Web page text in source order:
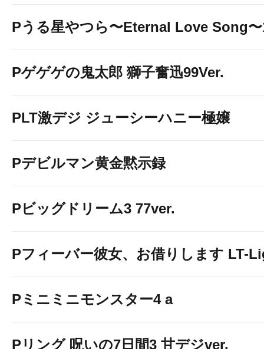
Pうる星やつら〜Eternal Love Song
Pゲゲゲの鬼太郎 獅子奮迅99Ver.
PLT激デジ ジューシーハニー極嬢
Pデビルマン黄金黙示録
Pビッグドリーム3 77ver.
Pフィーバー彼女、お借りします LT-
Pミニミニモンスター4 a
Pリング 呪いの7日間3 甘デジver.